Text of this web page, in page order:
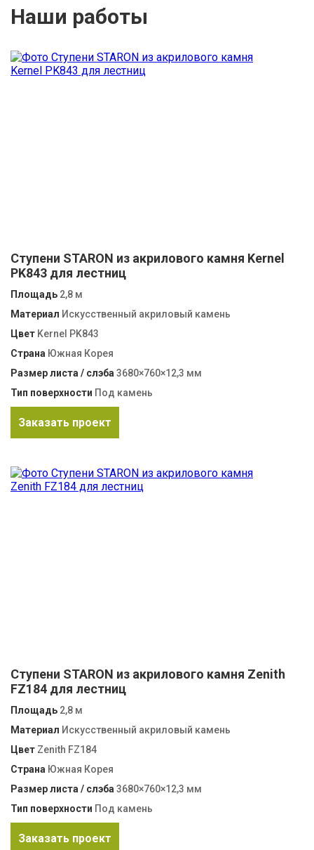
Наши работы
Ступени STARON из акрилового камня Kernel
PK843 для лестниц
Площадь 2,8 м
Материал Искусственный акриловый камень
Цвет Kernel PK843
Страна Южная Корея
Размер листа / слэба 3680×760×12,3 мм
Тип поверхности Под камень
Заказать проект
Ступени STARON из акрилового камня Zenith
FZ184 для лестниц
Площадь 2,8 м
Материал Искусственный акриловый камень
Цвет Zenith FZ184
Страна Южная Корея
Размер листа / слэба 3680×760×12,3 мм
Тип поверхности Под камень
Заказать проект